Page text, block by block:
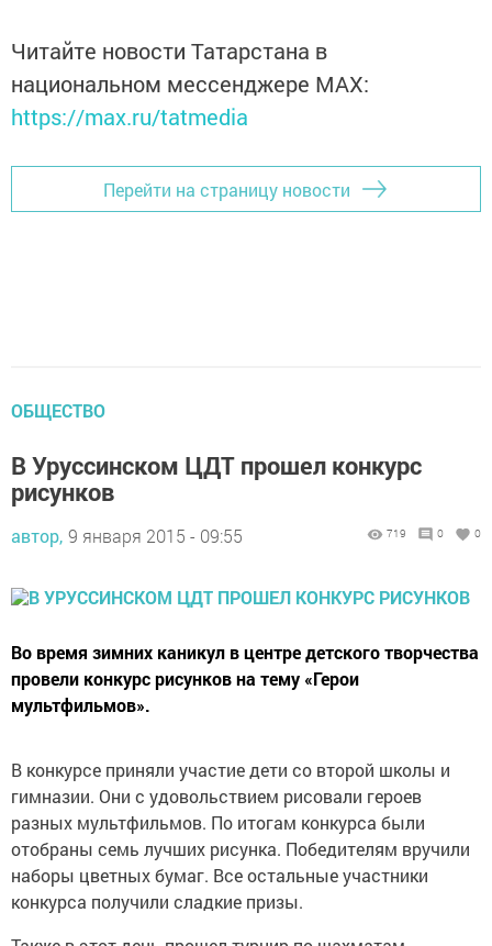
Читайте новости Татарстана в
национальном мессенджере MАХ:
https://max.ru/tatmedia
Перейти на страницу новости
ОБЩЕСТВО
В Уруссинском ЦДТ прошел конкурс
рисунков
автор, 9 января 2015 - 09:55 719 0 0
Во время зимних каникул в центре детского творчества
провели конкурс рисунков на тему «Герои
мультфильмов».
В конкурсе приняли участие дети со второй школы и
гимназии. Они с удовольствием рисовали героев
разных мультфильмов. По итогам конкурса были
отобраны семь лучших рисунка. Победителям вручили
наборы цветных бумаг. Все остальные участники
конкурса получили сладкие призы.